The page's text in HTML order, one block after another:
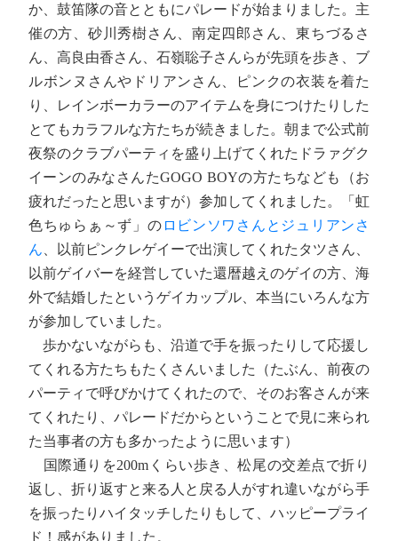
か、鼓笛隊の音とともにパレードが始まりました。主
催の方、砂川秀樹さん、南定四郎さん、東ちづるさ
ん、高良由香さん、石嶺聡子さんらが先頭を歩き、ブ
ルボンヌさんやドリアンさん、ピンクの衣装を着た
り、レインボーカラーのアイテムを身につけたりした
とてもカラフルな方たちが続きました。朝まで公式前
夜祭のクラブパーティを盛り上げてくれたドラァグク
イーンのみなさんたGOGO BOYの方たちなども（お
疲れだったと思いますが）参加してくれました。「虹
色ちゅらぁ～ず」の ロビンソワさんとジュリアンさ
ん 、以前ピンクレゲイーで出演してくれたタツさん、
以前ゲイバーを経営していた還暦越えのゲイの方、海
外で結婚したというゲイカップル、本当にいろんな方
が参加していました。
歩かないながらも、沿道で手を振ったりして応援し
てくれる方たちもたくさんいました（たぶん、前夜の
パーティで呼びかけてくれたので、そのお客さんが来
てくれたり、パレードだからということで見に来られ
た当事者の方も多かったように思います）
国際通りを200mくらい歩き、松尾の交差点で折り
返し、折り返すと来る人と戻る人がすれ違いながら手
を振ったりハイタッチしたりもして、ハッピープライ
ド！感がありました。